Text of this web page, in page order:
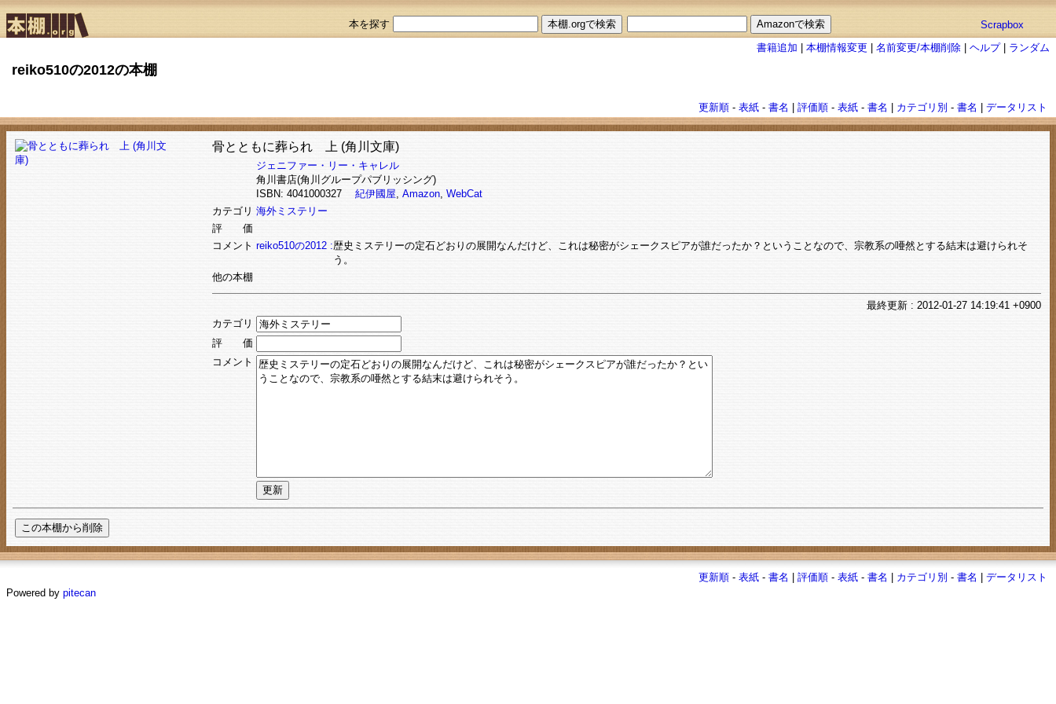
本を探す
Scrapbox
書籍追加 |本棚情報変更 |名前変更/本棚削除 |ヘルプ| ランダム
reiko510の2012の本棚
更新順 -表紙 -書名 |評価順 -表紙 -書名 カテゴリ別 -書名 |データリスト
骨とともに葬られ 上 (角川文庫)
ジェニファー・リー・キャレル
角川書店(角川グループパブリッシング)
ISBN: 4041000327 紀伊國屋, Amazon, WebCat
カテゴリ 海外ミステリー
評 価
コメント reiko510の2012 :歴史ミステリーの定石どおりの展開なんだけど、これは秘密がシェークスピアが誰だったか？ということなので、宗教系の唖然とする結末は避けられそ
う。
他の本棚
最終更新: 2012-01-27 14:19:41 +0900
カテゴリ
評 価
コメント
更新順 -表紙 -書名 |評価順 -表紙 -書名 カテゴリ別 -書名 |データリスト
Powered by pitecan